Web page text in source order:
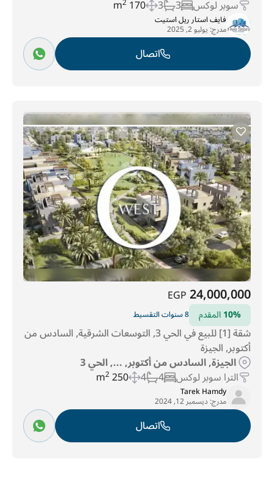
سوبر لوكس 3
3
170 m
فايف استار ريل استيت
مدرج: يوليو 2, 2025
اتصال
24,000,000
EGP
10%المقدم 8 سنوات التقسيط
شقة [1] للبيع في الحي 3, التوسعات الشرقية, السادس من
أكتوبر, الجيزة
الجيزة, السادس من أكتوبر, ..., الحي 3
الترا سوبر لوكس 4
4
250 m
2
Tarek Hamdy
مدرج: ديسمبر 12, 2024
اتصال